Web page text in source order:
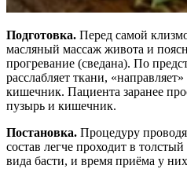
Подготовка. Перед самой
масляный массаж живота и
прогревание (сведана). По
расслабляет ткани,
кишечник. Пациента заранее
пузырь и кишечник.
Постановка. Процедуру
состав легче проходит в
вида басти, и время приёма у